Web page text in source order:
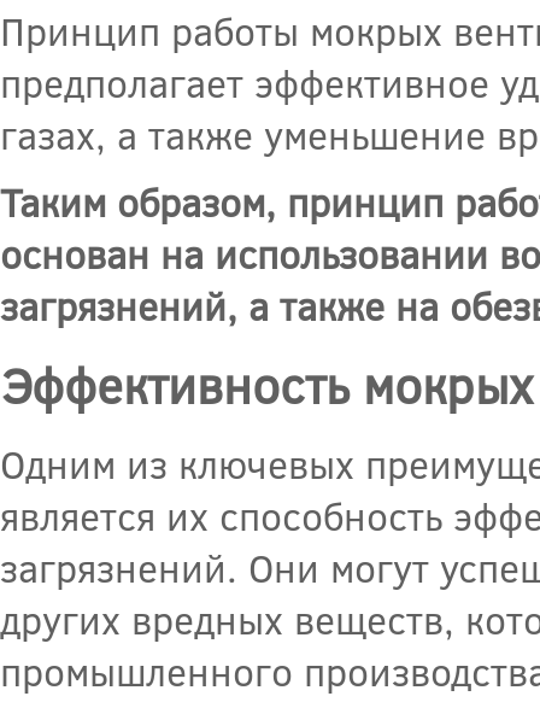
Принцип работы мокрых
предполагает эффективное
газах, а также уменьшение
Таким образом, принцип
основан на использовании
загрязнений, а также на
Эффективность
Одним из ключевых
является их способность
загрязнений. Они могут
других вредных веществ,
промышленного